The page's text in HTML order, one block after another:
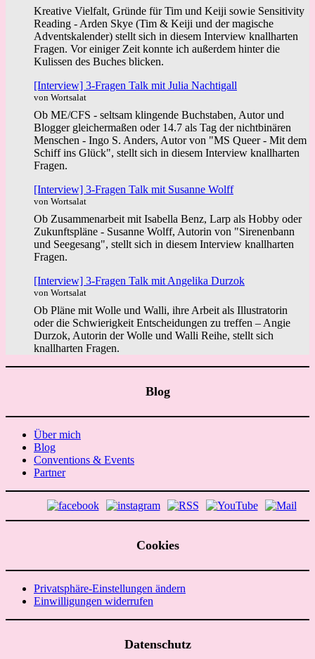
Kreative Vielfalt, Gründe für Tim und Keiji sowie Sensitivity
Reading - Arden Skye (Tim & Keiji und der magische
Adventskalender) stellt sich in diesem Interview knallharten
Fragen. Vor einiger Zeit konnte ich außerdem hinter die
Kulissen des Buches blicken.
[Interview] 3-Fragen Talk mit Julia Nachtigall
von Wortsalat
Ob ME/CFS - seltsam klingende Buchstaben, Autor und
Blogger gleichermaßen oder 14.7 als Tag der nichtbinären
Menschen - Ingo S. Anders, Autor von "MS Queer - Mit dem
Schiff ins Glück", stellt sich in diesem Interview knallharten
Fragen.
[Interview] 3-Fragen Talk mit Susanne Wolff
von Wortsalat
Ob Zusammenarbeit mit Isabella Benz, Larp als Hobby oder
Zukunftspläne - Susanne Wolff, Autorin von "Sirenenbann
und Seegesang", stellt sich in diesem Interview knallharten
Fragen.
[Interview] 3-Fragen Talk mit Angelika Durzok
von Wortsalat
Ob Pläne mit Wolle und Walli, ihre Arbeit als Illustratorin
oder die Schwierigkeit Entscheidungen zu treffen – Angie
Durzok, Autorin der Wolle und Walli Reihe, stellt sich
knallharten Fragen.
Blog
Über mich
Blog
Conventions & Events
Partner
Cookies
Privatsphäre-Einstellungen ändern
Einwilligungen widerrufen
Datenschutz